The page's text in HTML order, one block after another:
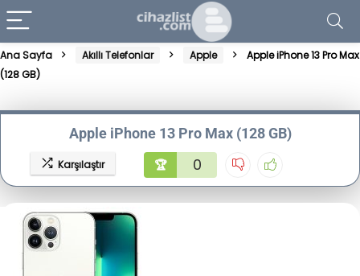
Ana Sayfa Akıllı Telefonlar Apple
Apple iPhone 13 Pro Max
(128 GB)
Apple iPhone 13 Pro Max (128 GB)
Karşılaştır 🏆 0